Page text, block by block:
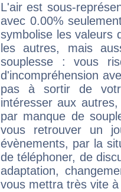
L'air est sous-
avec 0.00%
symbolise les valeurs
les autres, mais
souplesse : vous
d'incompréhension
pas à sortir de
intéresser aux
par manque de
vous retrouver un
évènements, par la
de téléphoner, de
adaptation,
vous mettra très vite